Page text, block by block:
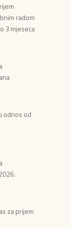
radom
3 mjeseca
odnos od
za prijem